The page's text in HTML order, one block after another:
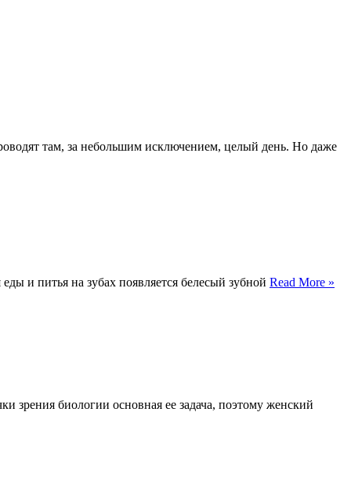
там, за небольшим исключением, целый день. Но даже
и питья на зубах появляется белесый зубной Read More »
зрения биологии основная ее задача, поэтому женский